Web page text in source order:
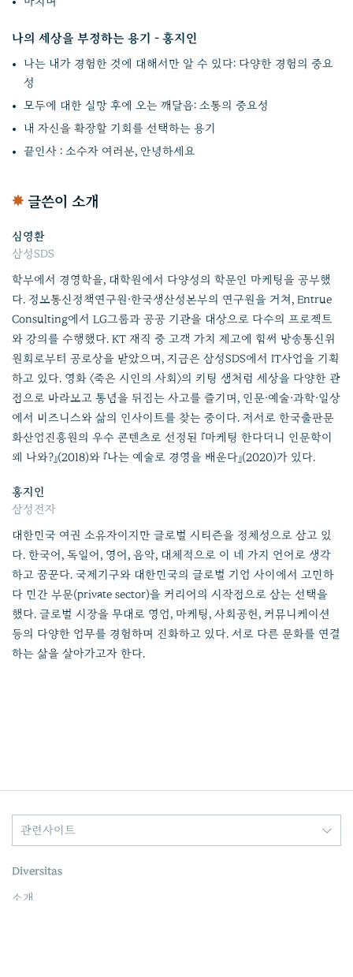
나의 세상을 부정하는 용기 - 홍지인
나는 내가 경험한 것에 대해서만 알 수 있다: 다양한 경험의 중요
성
모두에 대한 실망 후에 오는 깨달음: 소통의 중요성
내 자신을 확장할 기회를 선택하는 용기
끝인사 : 소수자 여러분, 안녕하세요
✸ 글쓴이 소개
심영환
삼성SDS
학부에서 경영학을, 대학원에서 다양성의 학문인 마케팅을 공부했
다. 정보통신정책연구원·한국생산성본부의 연구원을 거쳐, Entrue
Consulting에서 LG그룹과 공공 기관을 대상으로 다수의 프로젝트
와 강의를 수행했다. KT 재직 중 고객 가치 제고에 힘써 방송통신위
원회로부터 공로상을 받았으며, 지금은 삼성SDS에서 IT사업을 기획
하고 있다. 영화 〈죽은 시인의 사회〉의 키팅 샘처럼 세상을 다양한 관
점으로 바라보고 통념을 뒤집는 사고를 즐기며, 인문·예술·과학·일상
에서 비즈니스와 삶의 인사이트를 찾는 중이다. 저서로 한국출판문
화산업진흥원의 우수 콘텐츠로 선정된 『마케팅 한다더니 인문학이
왜 나와?』(2018)와 『나는 예술로 경영을 배운다』(2020)가 있다.
홍지인
삼성전자
대한민국 여권 소유자이지만 글로벌 시티즌을 정체성으로 삼고 있
다. 한국어, 독일어, 영어, 음악, 대체적으로 이 네 가지 언어로 생각
하고 꿈꾼다. 국제기구와 대한민국의 글로벌 기업 사이에서 고민하
다 민간 부문(private sector)을 커리어의 시작점으로 삼는 선택을
했다. 글로벌 시장을 무대로 영업, 마케팅, 사회공헌, 커뮤니케이션
등의 다양한 업무를 경험하며 진화하고 있다. 서로 다른 문화를 연결
하는 삶을 살아가고자 한다.
Diversitas
소개
관련사이트